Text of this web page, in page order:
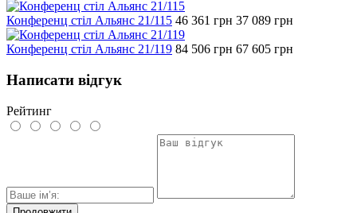
Конференц стіл Альянс 21/115 46 361 грн 37 089 грн
Конференц стіл Альянс 21/119 84 506 грн 67 605 грн
Написати відгук
Рейтинг